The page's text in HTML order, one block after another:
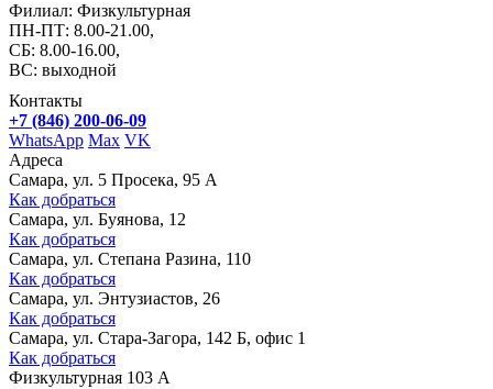
Филиал: Физкультурная
ПН-ПТ: 8.00-21.00,
СБ: 8.00-16.00,
ВС: выходной
Контакты
+7 (846) 200-06-09
WhatsApp Max VK
Адреса
Самара, ул. 5 Просека, 95 А
Как добраться
Самара, ул. Буянова, 12
Как добраться
Самара, ул. Степана Разина, 110
Как добраться
Самара, ул. Энтузиастов, 26
Как добраться
Самара, ул. Стара-Загора, 142 Б, офис 1
Как добраться
Физкультурная 103 А